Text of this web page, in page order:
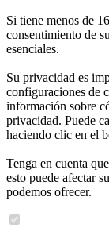
Si tiene menos de
consentimiento de
esenciales.
Su privacidad es
configuraciones de
información sobre
privacidad. Puede
haciendo clic en el
Tenga en cuenta
esto puede afectar
podemos ofrecer.